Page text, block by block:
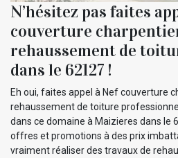
N’hésitez pas faites
couverture
rehaussement de
dans le 62127 !
Eh oui, faites appel à Nef couverture
rehaussement de toiture
dans ce domaine à Maizieres dans le
offres et promotions à des prix
vraiment réaliser des travaux de